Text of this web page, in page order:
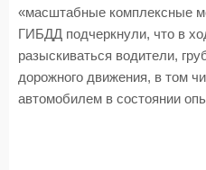
«масштабные комплексные
ГИБДД подчеркнули, что в
разыскиваться водители,
дорожного движения, в том
автомобилем в состоянии